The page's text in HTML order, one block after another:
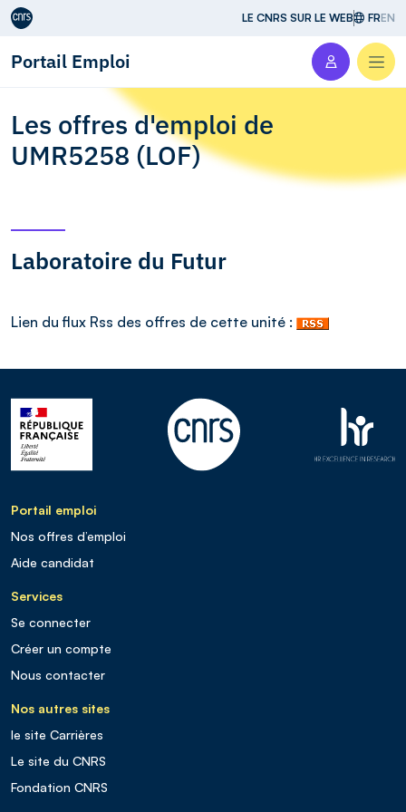
Aller au contenu LE CNRS SUR LE WEB FREN
Portail Emploi
Les offres d'emploi de
UMR5258 (LOF)
Laboratoire du Futur
Lien du flux Rss des offres de cette unité :
Portail emploi
Nos offres d’emploi
Aide candidat
Services
Se connecter
Créer un compte
Nous contacter
Nos autres sites
le site Carrières
Le site du CNRS
Fondation CNRS